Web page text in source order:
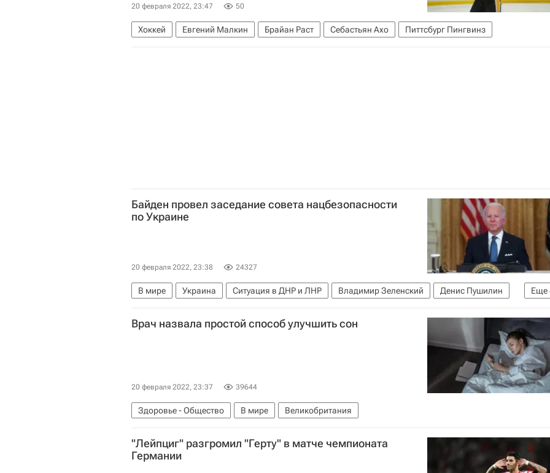
20 февраля 2022, 23:47 50
Хоккей Евгений Малкин Брайан Раст Себастьян Ахо Питтсбург Пингвинз
Байден провел заседание совета нацбезопасности
по Украине
20 февраля 2022, 23:38 24327
Еще
В мире Украина Ситуация в ДНР и ЛНР Владимир Зеленский
Денис Пушилин
Россия
Киев Ростовская область НАТО
Врач назвала простой способ улучшить сон
20 февраля 2022, 23:37 39644
Здоровье - Общество В мире Великобритания
"Лейпциг" разгромил "Герту" в матче чемпионата
Германии